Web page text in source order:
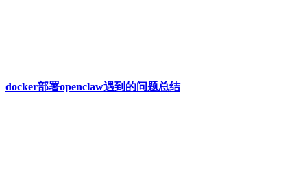
docker部署openclaw遇到的问题总结